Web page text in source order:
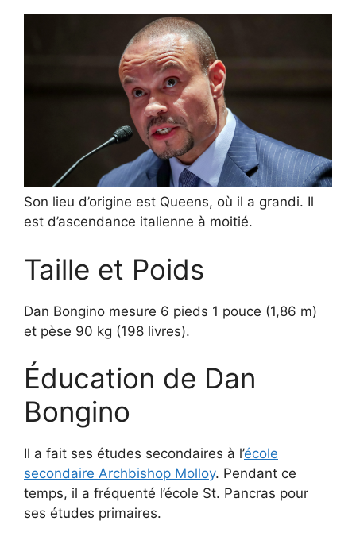
Son lieu d’origine est Queens, où il a grandi. Il
est d’ascendance italienne à moitié.
Taille et Poids
Dan Bongino mesure 6 pieds 1 pouce (1,86 m)
et pèse 90 kg (198 livres).
Éducation de Dan
Bongino
Il a fait ses études secondaires à l’école
secondaire Archbishop Molloy. Pendant ce
temps, il a fréquenté l’école St. Pancras pour
ses études primaires.